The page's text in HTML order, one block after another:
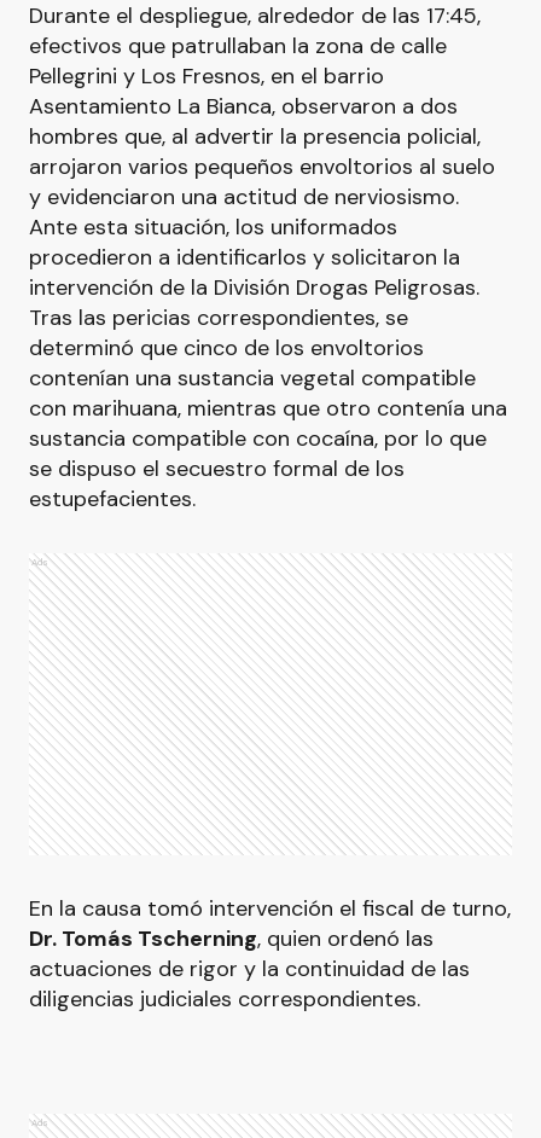
Durante el despliegue, alrededor de las 17:45,
efectivos que patrullaban la zona de calle
Pellegrini y Los Fresnos, en el barrio
Asentamiento La Bianca, observaron a dos
hombres que, al advertir la presencia policial,
arrojaron varios pequeños envoltorios al suelo
y evidenciaron una actitud de nerviosismo.
Ante esta situación, los uniformados
procedieron a identificarlos y solicitaron la
intervención de la División Drogas Peligrosas.
Tras las pericias correspondientes, se
determinó que cinco de los envoltorios
contenían una sustancia vegetal compatible
con marihuana, mientras que otro contenía una
sustancia compatible con cocaína, por lo que
se dispuso el secuestro formal de los
estupefacientes.
Ads
En la causa tomó intervención el fiscal de turno,
Dr. Tomás Tscherning, quien ordenó las
actuaciones de rigor y la continuidad de las
diligencias judiciales correspondientes.
Ads